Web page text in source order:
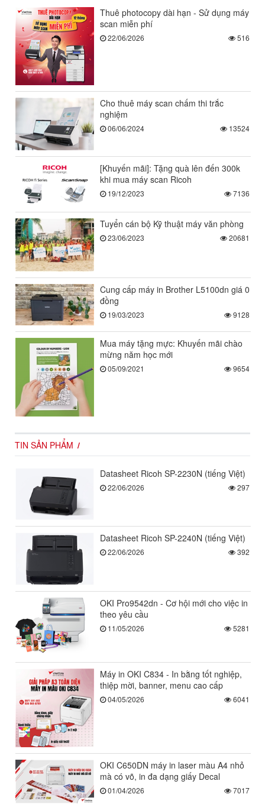
Thuê photocopy dài hạn - Sử dụng máy
scan miễn phí
22/06/2026 516
Cho thuê máy scan chấm thi trắc
nghiệm
06/06/2024 13524
[Khuyến mãi]: Tặng quà lên đến 300k
khi mua máy scan Ricoh
19/12/2023 7136
Tuyển cán bộ Kỹ thuật máy văn phòng
23/06/2023 20681
Cung cấp máy in Brother L5100dn giá 0
đồng
19/03/2023 9128
Mua máy tặng mực: Khuyến mãi chào
mừng năm học mới
05/09/2021 9654
TIN SẢN PHẨM
Datasheet Ricoh SP-2230N (tiếng Việt)
22/06/2026 297
Datasheet Ricoh SP-2240N (tiếng Việt)
22/06/2026 392
OKI Pro9542dn - Cơ hội mới cho việc in
theo yêu cầu
11/05/2026 5281
Máy in OKI C834 - In bằng tốt nghiệp,
thiệp mời, banner, menu cao cấp
04/05/2026 6041
OKI C650DN máy in laser màu A4 nhỏ
mà có võ, in đa dạng giấy Decal
01/04/2026 7017